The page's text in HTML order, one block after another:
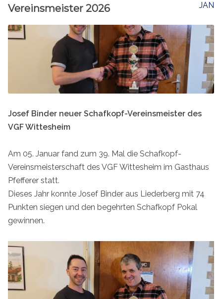
JAN
Vereinsmeister 2026
Josef Binder neuer Schafkopf-Vereinsmeister des
VGF Wittesheim
Am 05. Januar fand zum 39. Mal die Schafkopf-
Vereinsmeisterschaft des VGF Wittesheim im Gasthaus
Pfefferer statt.
Dieses Jahr konnte Josef Binder aus Liederberg mit 74
Punkten siegen und den begehrten Schafkopf Pokal
gewinnen.